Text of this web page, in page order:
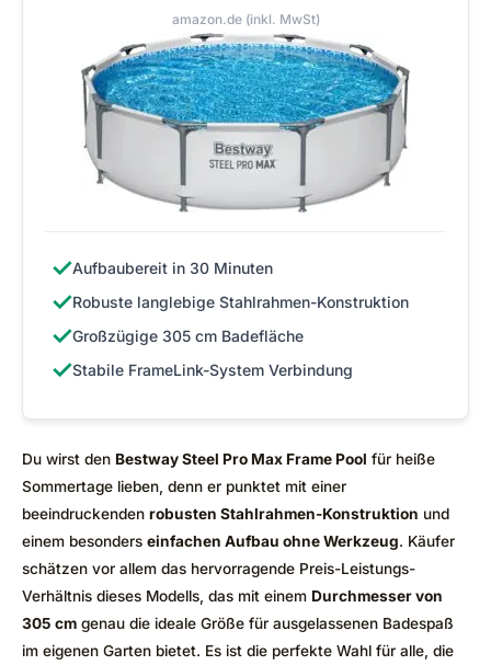
amazon.de (inkl. MwSt)
✓Aufbaubereit in 30 Minuten
✓Robuste langlebige Stahlrahmen-Konstruktion
✓Großzügige 305 cm Badefläche
✓Stabile FrameLink-System Verbindung
Du wirst den Bestway Steel Pro Max Frame Pool für heiße
Sommertage lieben, denn er punktet mit einer
beeindruckenden robusten Stahlrahmen-Konstruktion und
einem besonders einfachen Aufbau ohne Werkzeug. Käufer
schätzen vor allem das hervorragende Preis-Leistungs-
Verhältnis dieses Modells, das mit einem Durchmesser von
305 cm genau die ideale Größe für ausgelassenen Badespaß
im eigenen Garten bietet. Es ist die perfekte Wahl für alle, die